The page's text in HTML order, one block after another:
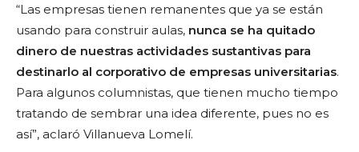
“Las empresas tienen remanentes que ya se están
usando para construir aulas, nunca se ha quitado
dinero de nuestras actividades sustantivas para
destinarlo al corporativo de empresas universitarias.
Para algunos columnistas, que tienen mucho tiempo
tratando de sembrar una idea diferente, pues no es
así”, aclaró Villanueva Lomelí.